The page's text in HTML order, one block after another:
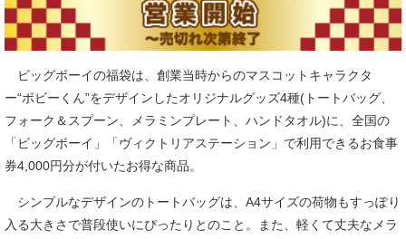
ビッグボーイの福袋は、創業当時からのマスコットキャラクタ
ー“ボビーくん”をデザインしたオリジナルグッズ4種(トートバッグ、
フォーク＆スプーン、メラミンプレート、ハンドタオル)に、全国の
「ビッグボーイ」「ヴィクトリアステーション」で利用できるお食事
券4,000円分が付いたお得な商品。
シンプルなデザインのトートバッグは、A4サイズの荷物もすっぽり
入る大きさで普段使いにぴったりとのこと。また、軽くて丈夫なメラ